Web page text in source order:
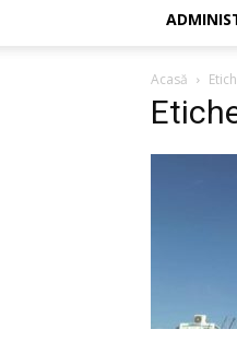
Acasă